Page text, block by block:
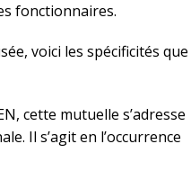
fonctionnaires.
voici les spécificités que
cette mutuelle s’adresse
Il s’agit en l’occurrence